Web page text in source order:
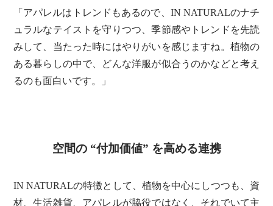
「アパレルはトレンドもあるので、IN NATURALのナチ
ュラルなテイストを守りつつ、季節感やトレンドを先読
みして、当たった時にはやりがいを感じますね。植物の
ある暮らしの中で、どんな洋服が似合うのかなどと考え
るのも面白いです。」
空間の “付加価値” を高める連携
IN NATURALの特徴として、植物を中心にしつつも、資
材、生活雑貨、アパレルが脇役ではなく、それでいて主